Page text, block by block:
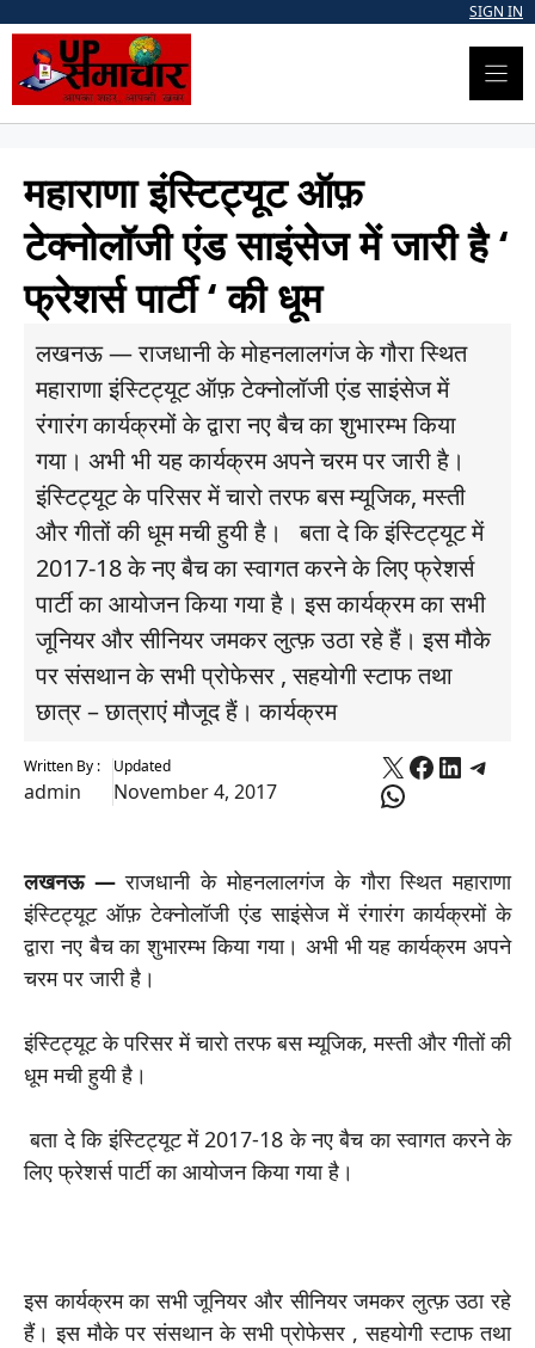
content
SIGN IN
महाराणा इंस्टिट्यूट ऑफ़
टेक्नोलॉजी एंड साइंसेज में जारी है ‘
फ्रेशर्स पार्टी ‘ की धूम
लखनऊ — राजधानी के मोहनलालगंज के गौरा स्थित
महाराणा इंस्टिट्यूट ऑफ़ टेक्नोलॉजी एंड साइंसेज में
रंगारंग कार्यक्रमों के द्वारा नए बैच का शुभारम्भ किया
गया। अभी भी यह कार्यक्रम अपने चरम पर जारी है।
इंस्टिट्यूट के परिसर में चारो तरफ बस म्यूजिक, मस्ती
और गीतों की धूम मची हुयी है। बता दे कि इंस्टिट्यूट में
2017-18 के नए बैच का स्वागत करने के लिए फ्रेशर्स
पार्टी का आयोजन किया गया है। इस कार्यक्रम का सभी
जूनियर और सीनियर जमकर लुत्फ़ उठा रहे हैं। इस मौके
पर संसथान के सभी प्रोफेसर , सहयोगी स्टाफ तथा
छात्र – छात्राएं मौजूद हैं। कार्यक्रम
Written By :
admin
Updated
November 4, 2017
X Facebook
WhatsApp
लखनऊ —राजधानी के मोहनलालगंज के गौरा स्थित महाराणा
इंस्टिट्यूट ऑफ़ टेक्नोलॉजी एंड साइंसेज में रंगारंग कार्यक्रमों के
द्वारा नए बैच का शुभारम्भ किया गया। अभी भी यह कार्यक्रम अपने
चरम पर जारी है।
इंस्टिट्यूट के परिसर में चारो तरफ बस म्यूजिक, मस्ती और गीतों की
धूम मची हुयी है।
बता दे कि इंस्टिट्यूट में 2017-18 के नए बैच का स्वागत करने के
लिए फ्रेशर्स पार्टी का आयोजन किया गया है।
इस कार्यक्रम का सभी जूनियर और सीनियर जमकर लुत्फ़ उठा रहे
हैं। इस मौके पर संसथान के सभी प्रोफेसर , सहयोगी स्टाफ तथा